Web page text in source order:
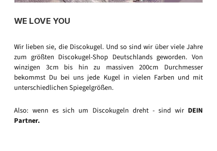
WE LOVE YOU
Wir lieben sie, die Discokugel. Und so sind wir über viele Jahre
zum größten Discokugel-Shop Deutschlands geworden. Von
winzigen 3cm bis hin zu massiven 200cm Durchmesser
bekommst Du bei uns jede Kugel in vielen Farben und mit
unterschiedlichen Spiegelgrößen.
Also: wenn es sich um Discokugeln dreht - sind wir DEIN
Partner.